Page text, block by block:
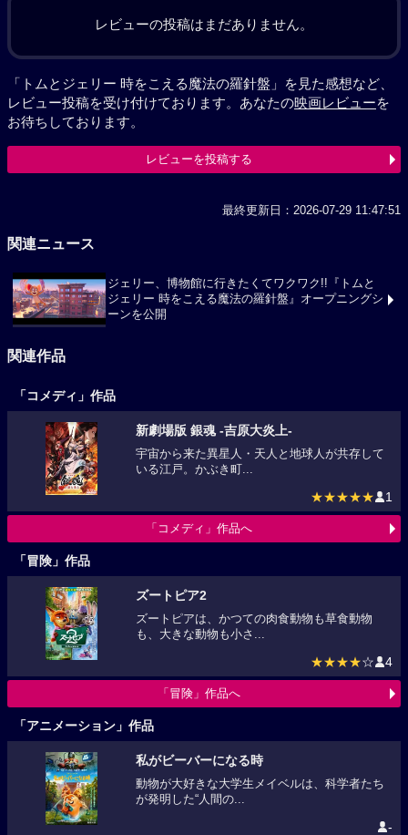
レビューの投稿はまだありません。
「トムとジェリー 時をこえる魔法の羅針盤」を見た感想など、
レビュー投稿を受け付けております。あなたの映画レビューを
お待ちしております。
レビューを投稿する
最終更新日：2026-07-29 11:47:51
関連ニュース
ジェリー、博物館に行きたくてワクワク!!『トムと
ジェリー 時をこえる魔法の羅針盤』オープニングシ
ーンを公開
関連作品
「コメディ」作品
新劇場版 銀魂 -吉原大炎上-
宇宙から来た異星人・天人と地球人が共存して
いる江戸。かぶき町...
★★★★★ 1
「コメディ」作品へ
「冒険」作品
ズートピア2
ズートピアは、かつての肉食動物も草食動物
も、大きな動物も小さ...
★★★★☆ 4
「冒険」作品へ
「アニメーション」作品
私がビーバーになる時
動物が大好きな大学生メイベルは、科学者たち
が発明した“人間の...
-